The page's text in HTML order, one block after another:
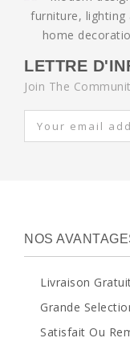
LETTRE
Join The
NOS
Livraison
Grande
Satisfait Ou